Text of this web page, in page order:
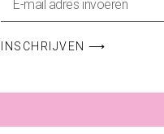
INSCHRIJVEN ⟶